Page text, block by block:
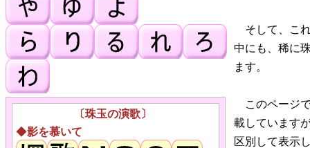
そして、こ
中にも、稀に
ます。
このページ
載しています
区別して表示
〔珠玉の演歌〕
◆影を慕いて